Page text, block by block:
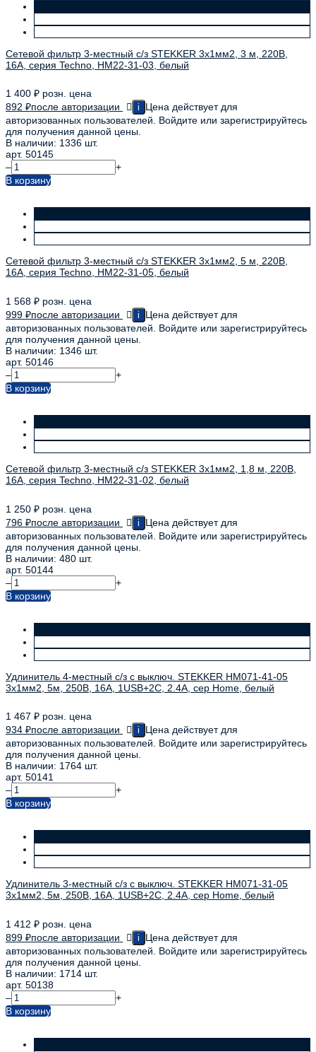
Сетевой фильтр 3-местный с/з STEKKER 3x1мм2, 3 м, 220В,
16А, серия Techno, HM22-31-03, белый
1 400 ₽ розн. цена
892 ₽после авторизации i
Цена действует для
авторизованных пользователей. Войдите или зарегистрируйтесь
для получения данной цены.
В наличии: 1336 шт.
арт. 50145
–
+
В корзину
Сетевой фильтр 3-местный с/з STEKKER 3x1мм2, 5 м, 220В,
16А, серия Techno, HM22-31-05, белый
1 568 ₽ розн. цена
999 ₽после авторизации i
Цена действует для
авторизованных пользователей. Войдите или зарегистрируйтесь
для получения данной цены.
В наличии: 1346 шт.
арт. 50146
–
+
В корзину
Сетевой фильтр 3-местный с/з STEKKER 3x1мм2, 1,8 м, 220В,
16А, серия Techno, HM22-31-02, белый
1 250 ₽ розн. цена
796 ₽после авторизации i
Цена действует для
авторизованных пользователей. Войдите или зарегистрируйтесь
для получения данной цены.
В наличии: 480 шт.
арт. 50144
–
+
В корзину
Удлинитель 4-местный с/з с выключ. STEKKER HM071-41-05
3x1мм2, 5м, 250В, 16А, 1USB+2C, 2.4A, сер Home, белый
1 467 ₽ розн. цена
934 ₽после авторизации i
Цена действует для
авторизованных пользователей. Войдите или зарегистрируйтесь
для получения данной цены.
В наличии: 1764 шт.
арт. 50141
–
+
В корзину
Удлинитель 3-местный с/з с выключ. STEKKER HM071-31-05
3x1мм2, 5м, 250В, 16А, 1USB+2C, 2.4A, сер Home, белый
1 412 ₽ розн. цена
899 ₽после авторизации i
Цена действует для
авторизованных пользователей. Войдите или зарегистрируйтесь
для получения данной цены.
В наличии: 1714 шт.
арт. 50138
–
+
В корзину